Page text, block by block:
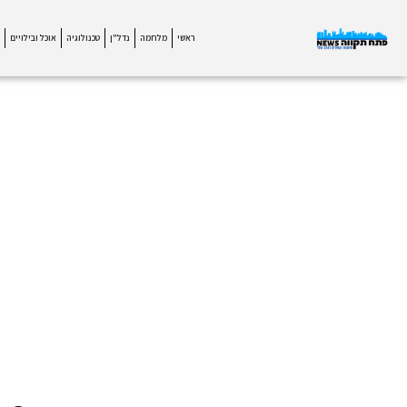
ראשי מלחמה נדל"ן טכנולוגיה אוכל ובילויים